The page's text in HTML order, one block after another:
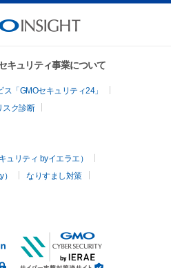
キュリティ事業について
「GMOセキュリティ24」
スク診断
ュリティ byイエラエ）
なりすまし対策